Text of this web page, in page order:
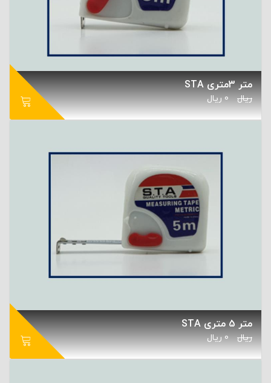
متر 3متری STA
ریال 0 ریال
متر 5 متری STA
ریال 0 ریال